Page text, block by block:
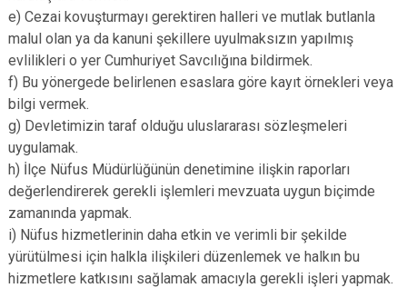
e) Cezai kovuşturmayı gerektiren halleri ve mutlak butlanla
malul olan ya da kanuni şekillere uyulmaksızın yapılmış
evlilikleri o yer Cumhuriyet Savcılığına bildirmek.
f) Bu yönergede belirlenen esaslara göre kayıt örnekleri veya
bilgi vermek.
g) Devletimizin taraf olduğu uluslararası sözleşmeleri
uygulamak.
h) İlçe Nüfus Müdürlüğünün denetimine ilişkin raporları
değerlendirerek gerekli işlemleri mevzuata uygun biçimde
zamanında yapmak.
i) Nüfus hizmetlerinin daha etkin ve verimli bir şekilde
yürütülmesi için halkla ilişkileri düzenlemek ve halkın bu
hizmetlere katkısını sağlamak amacıyla gerekli işleri yapmak.